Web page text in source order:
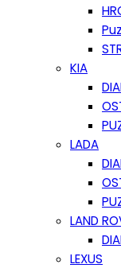
KIA
LADA
LAND
LEXUS